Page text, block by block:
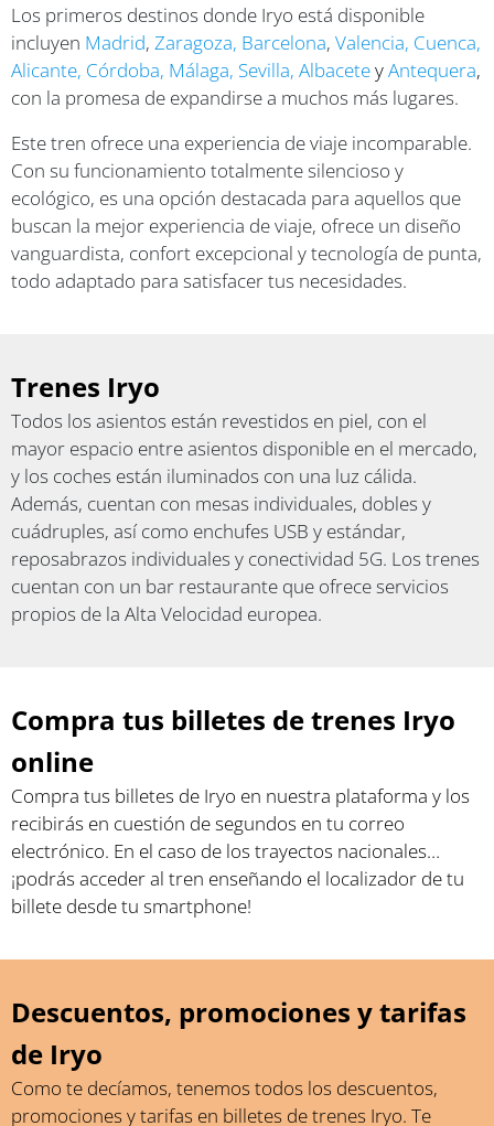
Los primeros destinos donde Iryo está disponible
incluyen Madrid, Zaragoza, Barcelona, Valencia, Cuenca,
Alicante, Córdoba, Málaga, Sevilla, AlbaceteyAntequera,
con la promesa de expandirse a muchos más lugares.
Este tren ofrece una experiencia de viaje incomparable.
Con su funcionamiento totalmente silencioso y
ecológico, es una opción destacada para aquellos que
buscan la mejor experiencia de viaje, ofrece un diseño
vanguardista, confort excepcional y tecnología de punta,
todo adaptado para satisfacer tus necesidades.
Trenes Iryo
Todos los asientos están revestidos en piel, con el
mayor espacio entre asientos disponible en el mercado,
y los coches están iluminados con una luz cálida.
Además, cuentan con mesas individuales, dobles y
cuádruples, así como enchufes USB y estándar,
reposabrazos individuales y conectividad 5G. Los trenes
cuentan con un bar restaurante que ofrece servicios
propios de la Alta Velocidad europea.
Compra tus billetes de trenes Iryo
online
Compra tus billetes de Iryo en nuestra plataforma y los
recibirás en cuestión de segundos en tu correo
electrónico. En el caso de los trayectos nacionales…
¡podrás acceder al tren enseñando el localizador de tu
billete desde tu smartphone!
Descuentos, promociones y tarifas
de Iryo
Como te decíamos, tenemos todos los descuentos,
promociones y tarifas en billetes de trenes Iryo. Te